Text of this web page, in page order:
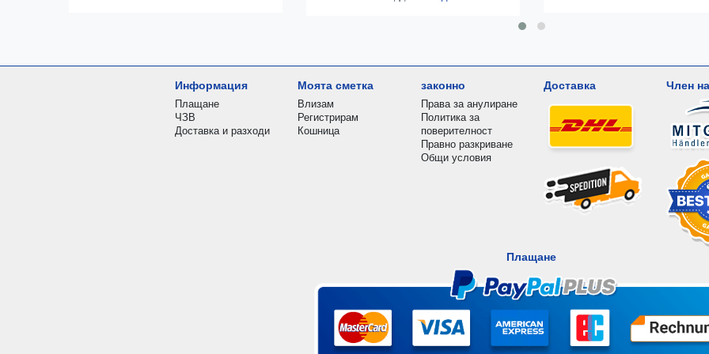
Информация
Плащане
ЧЗВ
Доставка и разходи
Моята сметка
Влизам
Регистрирам
Кошница
законно
Права за анулиране
Политика за
поверителност
Правно разкриване
Общи условия
Доставка Член
Плащане